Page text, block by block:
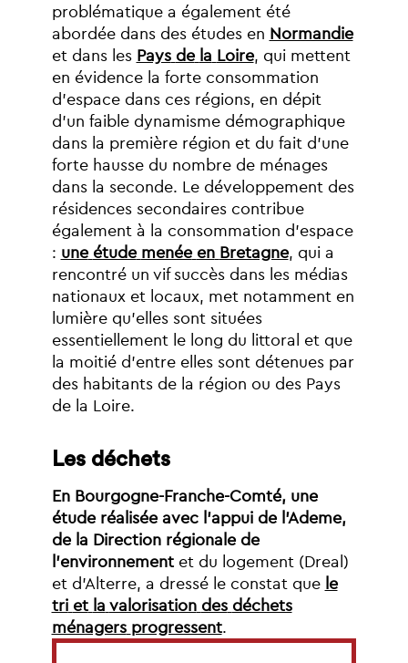
problématique a également été
abordée dans des études en Normandie
et dans les Pays de la Loire, qui mettent
en évidence la forte consommation
d’espace dans ces régions, en dépit
d’un faible dynamisme démographique
dans la première région et du fait d’une
forte hausse du nombre de ménages
dans la seconde. Le développement des
résidences secondaires contribue
également à la consommation d’espace
: une étude menée en Bretagne, qui a
rencontré un vif succès dans les médias
nationaux et locaux, met notamment en
lumière qu’elles sont situées
essentiellement
le long du littoral et que
la moitié d’entre elles sont détenues par
des habitants de la région ou des Pays
de la Loire.
Les déchets
En Bourgogne-Franche-Comté, une
étude réalisée avec l’appui de l’Ademe,
de la Direction régionale de
l’environnement et du logement (Dreal)
et d’Alterre, a dressé le constat que le
tri et la valorisation des déchets
ménagers progressent.